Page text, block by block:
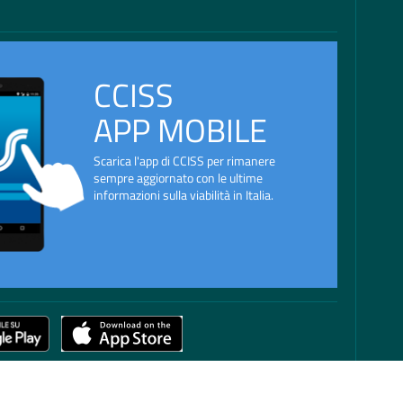
CCISS
APP MOBILE
Scarica l'app di CCISS per rimanere
sempre aggiornato con le ultime
informazioni sulla viabilità in Italia.